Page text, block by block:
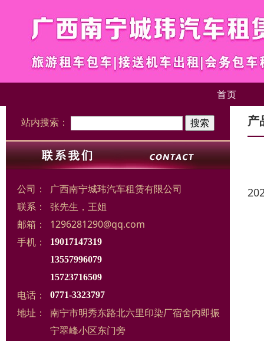
首页
站内搜索：
公司：
广西南宁城玮汽车租赁有限公司
联系：
张先生，王姐
邮箱：
1296281290@qq.com
手机：
19017147319
13557996079
15723716509
电话： 0771-3323797
地址：
南宁市明秀东路北六里印染厂宿舍内即振
宁翠峰小区东门旁
产